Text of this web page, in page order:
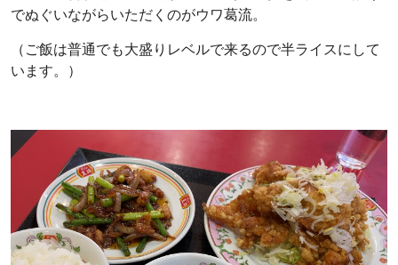
でぬぐいながらいただくのがウワ葛流。
（ご飯は普通でも大盛りレベルで来るので半ライスにして
います。）